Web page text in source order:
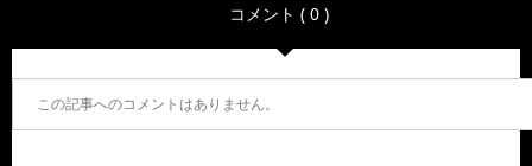
コメント ( 0 )
この記事へのコメントはありません。